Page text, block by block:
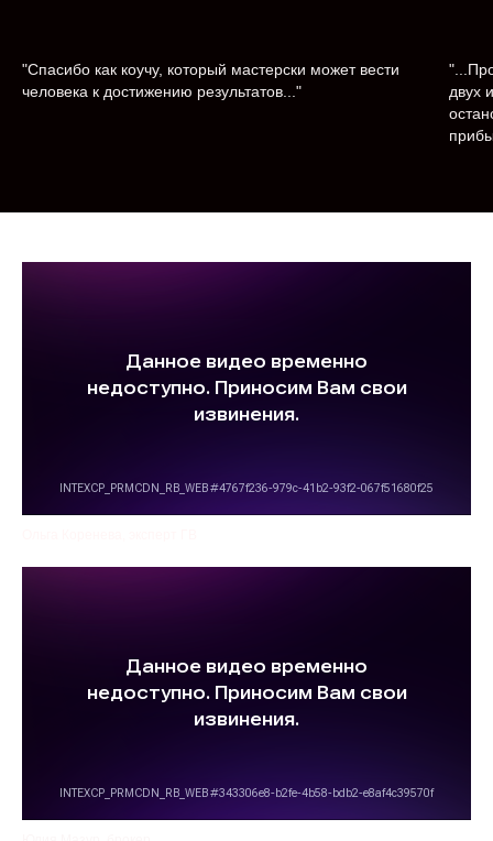
"Спасибо как коучу, который мастерски может вести
человека к достижению результатов..."
двух